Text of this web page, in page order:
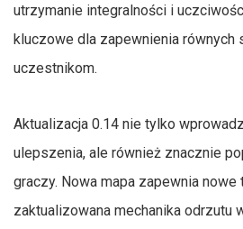
utrzymanie integralności i
kluczowe dla zapewnienia
uczestnikom.
Aktualizacja 0.14 nie tylko
ulepszenia, ale również znacznie
graczy. Nowa mapa zapewnia nowe
zaktualizowana mechanika odrzutu